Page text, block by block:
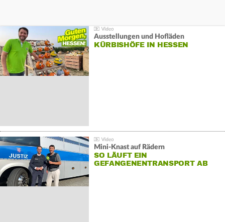
Ausstellungen und Hofläden
KÜRBISHÖFE IN HESSEN
Mini-Knast auf Rädern
SO LÄUFT EIN
GEFANGENENTRANSPORT AB